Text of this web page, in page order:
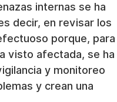
internas se ha
decir, en revisar los
porque, para
visto afectada, se ha
y monitoreo
y crean una